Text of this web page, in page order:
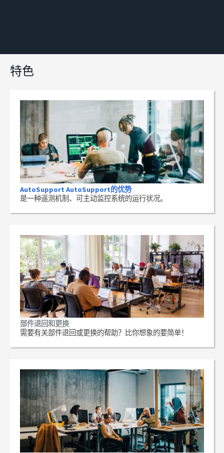
特色
AutoSupport AutoSupport的优势
是一种遥测机制、可主动监控系统的运行状况。
部件退回和更换
需要有关部件退回或更换的帮助？比你想象的要简单！